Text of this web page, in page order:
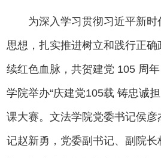
为深入学习贯彻习近平新时
思想，扎实推进树立和践行正
续红色血脉，共贺建党 105 周
学院举办“庆建党105载 铸忠诚
课大赛。文法学院党委书记侯
记赵新勇，党委副书记、副院